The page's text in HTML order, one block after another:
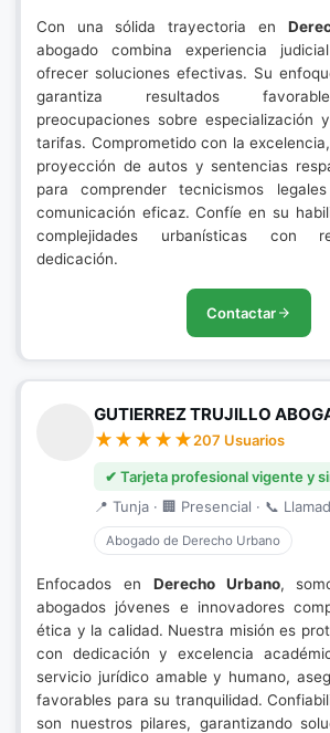
Con una sólida trayectoria en
abogado combina experiencia
ofrecer soluciones efectivas. Su
garantiza resultados
preocupaciones sobre especialización
tarifas. Comprometido con la
proyección de autos y sentencias
para comprender tecnicismos
comunicación eficaz. Confíe en su
complejidades urbanísticas con
dedicación.
Contactar
GUTIERREZ TRUJILLO
207 Usuarios
✔ Tarjeta profesional vigente y
📍 Tunja · 🏢 Presencial · 📞
Abogado de Derecho Urbano
Enfocados en Derecho Urbano,
abogados jóvenes e innovadores
ética y la calidad. Nuestra misión es
con dedicación y excelencia
servicio jurídico amable y humano,
favorables para su tranquilidad.
son nuestros pilares, garantizando